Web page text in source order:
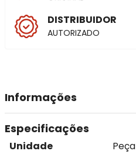
DISTRIBUIDOR
AUTORIZADO
Informações
Especificações
Unidade
Peça